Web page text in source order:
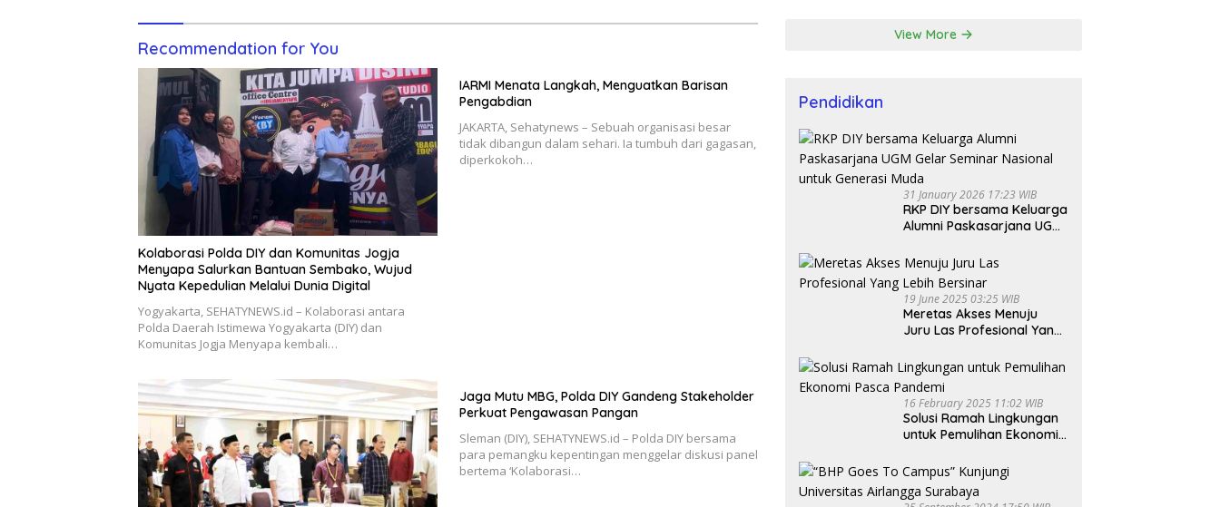
Recommendation for You
Kolaborasi Polda DIY dan Komunitas Jogja
Menyapa Salurkan Bantuan Sembako, Wujud
Nyata Kepedulian Melalui Dunia Digital
Yogyakarta, SEHATYNEWS.id – Kolaborasi antara
Polda Daerah Istimewa Yogyakarta (DIY) dan
Komunitas Jogja Menyapa kembali…
IARMI Menata Langkah, Menguatkan Barisan
Pengabdian
JAKARTA, Sehatynews – Sebuah organisasi besar
tidak dibangun dalam sehari. Ia tumbuh dari gagasan,
diperkokoh…
Jaga Mutu MBG, Polda DIY Gandeng Stakeholder
Perkuat Pengawasan Pangan
Sleman (DIY), SEHATYNEWS.id – Polda DIY bersama
para pemangku kepentingan menggelar diskusi panel
bertema ‘Kolaborasi…
View More
Pendidikan
31 January 2026 17:23 WIB
RKP DIY bersama Keluarga
Alumni Paskasarjana UGM
untuk Generasi Muda
19 June 2025 03:25 WIB
Meretas Akses Menuju
Juru Las Profesional Yang
16 February 2025 11:02 WIB
Solusi Ramah Lingkungan
untuk Pemulihan Ekonomi